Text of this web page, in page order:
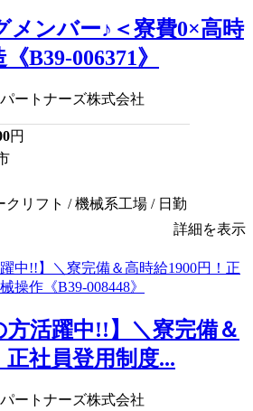
ンバー♪＜寮費0×高時
B39-006371》
ートナーズ株式会社
円
クリフト / 機械系工場 / 日勤
詳細を表示
方活躍中!!】＼寮完備＆
正社員登用制度...
ートナーズ株式会社